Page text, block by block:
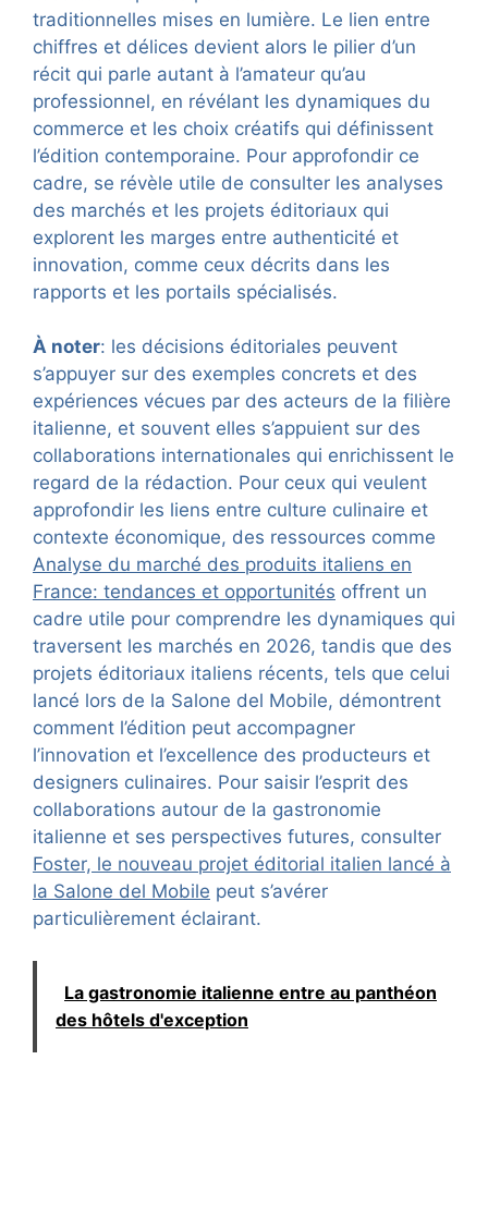
traditionnelles mises en lumière. Le lien entre
chiffres et délices devient alors le pilier d’un
récit qui parle autant à l’amateur qu’au
professionnel, en révélant les dynamiques du
commerce et les choix créatifs qui définissent
l’édition contemporaine. Pour approfondir ce
cadre, se révèle utile de consulter les analyses
des marchés et les projets éditoriaux qui
explorent les marges entre authenticité et
innovation, comme ceux décrits dans les
rapports et les portails spécialisés.
À noter: les décisions éditoriales peuvent
s’appuyer sur des exemples concrets et des
expériences vécues par des acteurs de la filière
italienne, et souvent elles s’appuient sur des
collaborations internationales qui enrichissent le
regard de la rédaction. Pour ceux qui veulent
approfondir les liens entre culture culinaire et
contexte économique, des ressources comme
Analyse du marché des produits italiens en
France: tendances et opportunités offrent un
cadre utile pour comprendre les dynamiques qui
traversent les marchés en 2026, tandis que des
projets éditoriaux italiens récents, tels que celui
lancé lors de la Salone del Mobile, démontrent
comment l’édition peut accompagner
l’innovation et l’excellence des producteurs et
designers culinaires. Pour saisir l’esprit des
collaborations autour de la gastronomie
italienne et ses perspectives futures, consulter
Foster, le nouveau projet éditorial italien lancé à
la Salone del Mobile peut s’avérer
particulièrement éclairant.
La gastronomie italienne entre au panthéon
des hôtels d'exception